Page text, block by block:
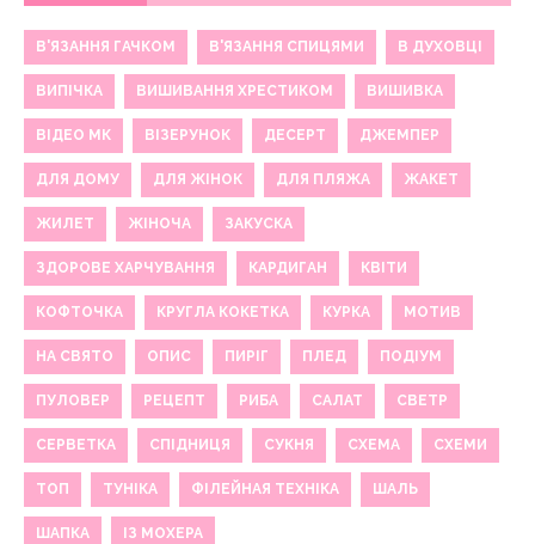
В'ЯЗАННЯ ГАЧКОМ В'ЯЗАННЯ СПИЦЯМИ В ДУХОВЦІ
ВИПІЧКА ВИШИВАННЯ ХРЕСТИКОМ ВИШИВКА
ВІДЕО МК ВІЗЕРУНОК ДЕСЕРТ ДЖЕМПЕР
ДЛЯ ДОМУ ДЛЯ ЖІНОК ДЛЯ ПЛЯЖА ЖАКЕТ
ЖИЛЕТ ЖІНОЧА ЗАКУСКА
ЗДОРОВЕ ХАРЧУВАННЯ КАРДИГАН КВІТИ
КОФТОЧКА КРУГЛА КОКЕТКА КУРКА МОТИВ
НА СВЯТО ОПИС ПИРІГ ПЛЕД ПОДІУМ
ПУЛОВЕР РЕЦЕПТ РИБА САЛАТ СВЕТР
СЕРВЕТКА СПІДНИЦЯ СУКНЯ СХЕМА СХЕМИ
ТОП ТУНІКА ФІЛЕЙНАЯ ТЕХНІКА ШАЛЬ
ШАПКА ІЗ МОХЕРА